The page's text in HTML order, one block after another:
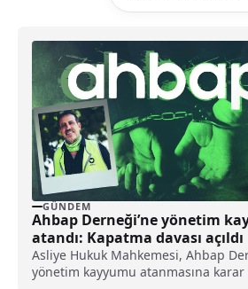
GÜNDEM
Ahbap Derneği’ne yönetim
atandı: Kapatma davası açıldı
Asliye Hukuk Mahkemesi, Ahbap
yönetim kayyumu atanmasına